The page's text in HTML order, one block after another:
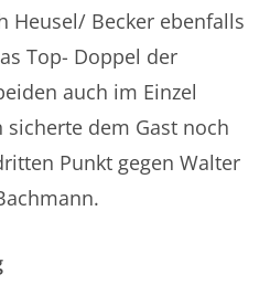
Heusel/ Becker ebenfalls
Top- Doppel der
auch im Einzel
dem Gast noch
Punkt gegen Walter